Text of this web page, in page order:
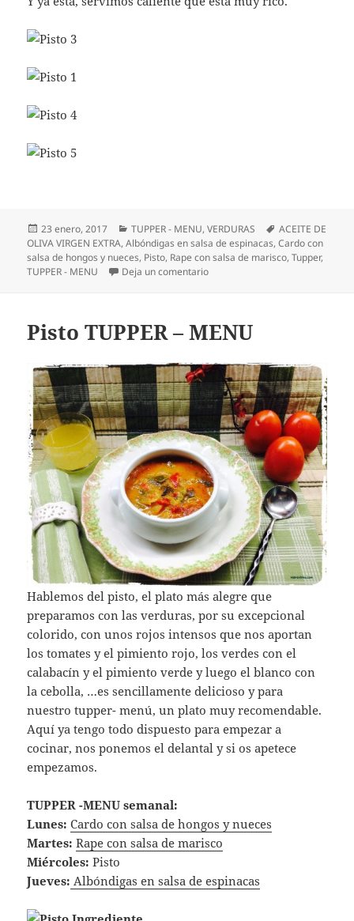
Publicado
el
23 enero, 2017 Categorías
TUPPER - MENU,VERDURAS Etiquetas
ACEITE DE
OLIVA VIRGEN EXTRA,Albóndigas en salsa de espinacas,Cardo con
salsa de hongos y nueces, Pisto, Rape con salsa de marisco,Tupper,
TUPPER - MENU
Deja un comentarioen Pisto
Pisto TUPPER – MENU
Hablemos del pisto, el plato más alegre que
preparamos con las verduras, por su excepcional
colorido, con unos rojos intensos que nos aportan
los tomates y el pimiento rojo, los verdes con el
calabacín y el pimiento verde y luego el blanco con
la cebolla, …es sencillamente delicioso y para
nuestro tupper- menú, un plato muy recomendable.
Aquí ya tengo todo dispuesto para empezar a
cocinar, nos ponemos el delantal y si os apetece
empezamos.
TUPPER -MENU semanal:
Lunes: Cardo con salsa de hongos y nueces
Martes: Rape con salsa de marisco
Miércoles: Pisto
Jueves: Albóndigas en salsa de espinacas